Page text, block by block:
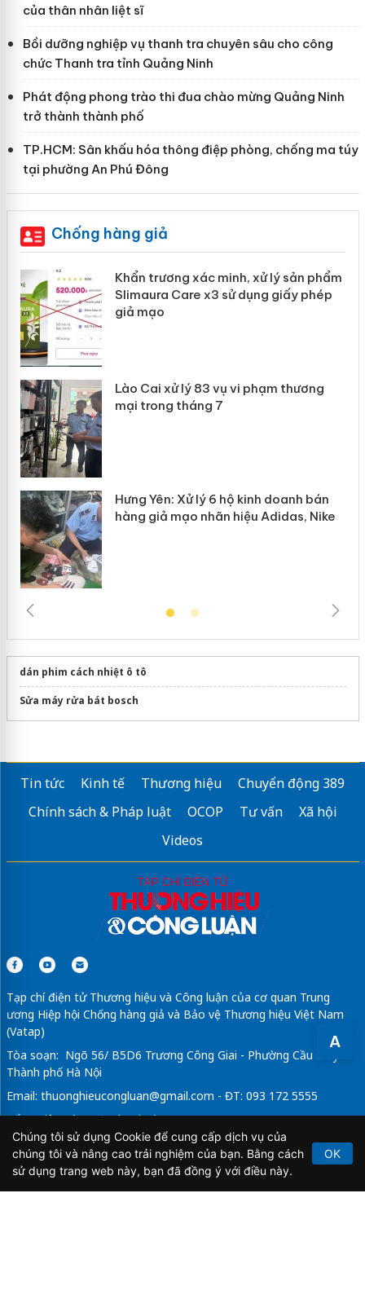
A
của thân nhân liệt sĩ
Bồi dưỡng nghiệp vụ thanh tra chuyên sâu cho công
chức Thanh tra tỉnh Quảng Ninh
Phát động phong trào thi đua chào mừng Quảng Ninh
trở thành thành phố
TP.HCM: Sân khấu hóa thông điệp phòng, chống ma túy
tại phường An Phú Đông
Chống hàng giả
Khẩn trương xác minh, xử lý sản phẩm
Slimaura Care x3 sử dụng giấy phép
giả mạo
Lào Cai xử lý 83 vụ vi phạm thương
mại trong tháng 7
Hưng Yên: Xử lý 6 hộ kinh doanh bán
hàng giả mạo nhãn hiệu Adidas, Nike
dán phim cách nhiệt ô tô
Sửa máy rửa bát bosch
Tin tức Kinh tế Thương hiệu
Chuyển động 389
Chính sách & Pháp luật
OCOP Tư vấn
Xã hội
Videos
Tạp chí điện tử Thương hiệu và Công luận của cơ quan Trung
ương Hiệp hội Chống hàng giả và Bảo vệ Thương hiệu Việt Nam
(Vatap)
Tòa soạn: Ngõ 56/ B5D6 Trương Công Giai - Phường Cầu Giấy -
Thành phố Hà Nội
Email: thuonghieucongluan@gmail.com - ĐT: 093 172 5555
Tổng Biên Tập: Vũ Đức Thuận
Giấy phép hoạt động báo chí điện tử số 64/GP-BTTTT do Bộ
Thông tin và Truyền thông cấp ngày 21/2/2020.
Chúng tôi sử dụng Cookie để cung cấp dịch vụ của
chúng tôi và nâng cao trải nghiệm của bạn. Bằng cách
sử dụng trang web này, bạn đã đồng ý với điều này.
OK